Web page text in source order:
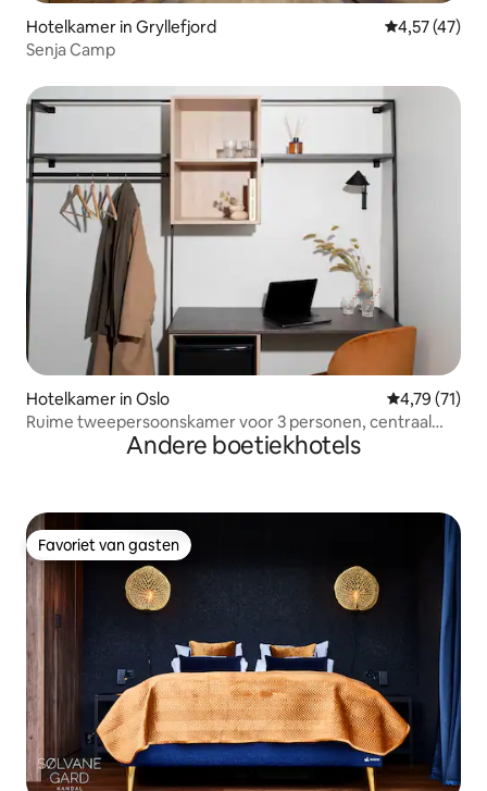
Hotelkamer in Gryllefjord Gemiddelde
4,57 (47)
Senja Camp
Hotelkamer in Oslo Gemiddelde
4,79 (71)
Ruime tweepersoonskamer voor 3 personen, centraal
Andere boetiekhotels
Favoriet van gasten
Favoriet van gasten